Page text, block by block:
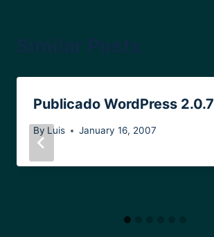
Publicado WordPress 2.0.7
By Luis January 16, 2007